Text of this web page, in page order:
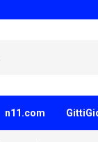
n11.com